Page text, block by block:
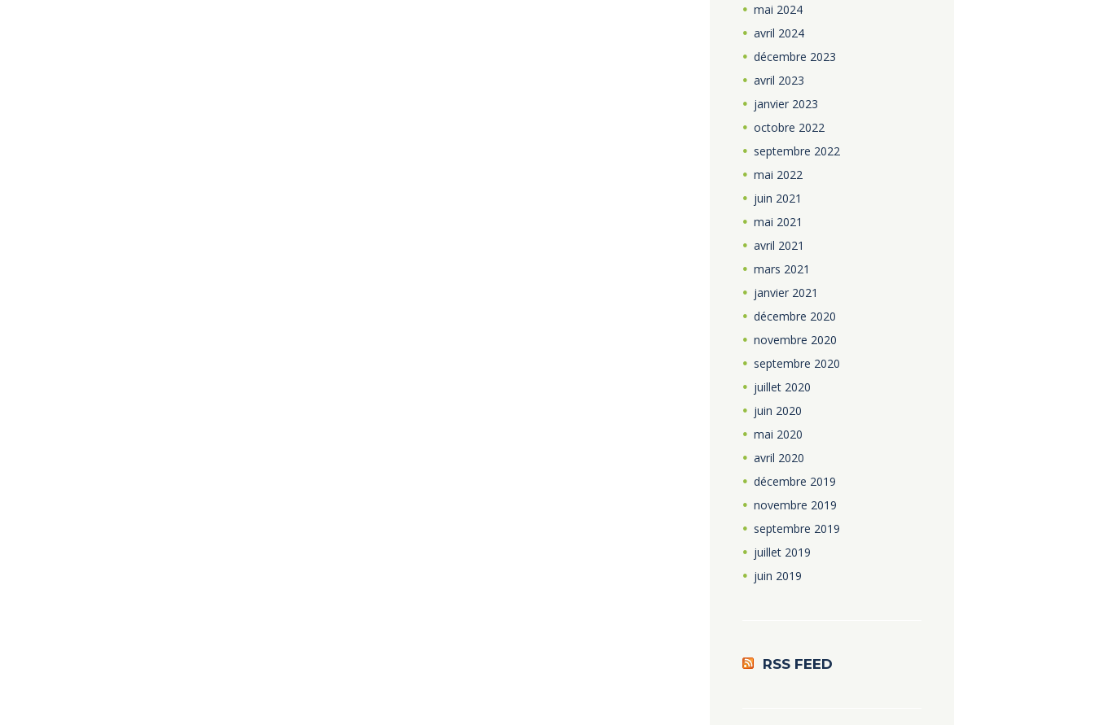
mai 2024
avril 2024
décembre 2023
avril 2023
janvier 2023
octobre 2022
septembre 2022
mai 2022
juin 2021
mai 2021
avril 2021
mars 2021
janvier 2021
décembre 2020
novembre 2020
septembre 2020
juillet 2020
juin 2020
mai 2020
avril 2020
décembre 2019
novembre 2019
septembre 2019
juillet 2019
juin 2019
RSS FEED